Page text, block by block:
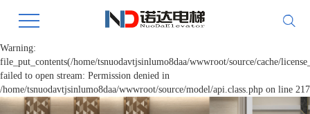
Warning:
file_put_contents(/home/tsnuodavtjsinlumo8daa/wwwroot/source/cache/
failed to open stream: Permission denied in
/home/tsnuodavtjsinlumo8daa/wwwroot/source/model/api.class.php on line 217